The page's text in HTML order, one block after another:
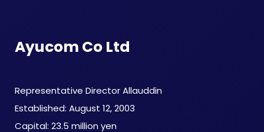
Ayucom Co Ltd
​ Representative Director Allauddin
​ Established: August 12, 2003
​ Capital: 23.5 million yen